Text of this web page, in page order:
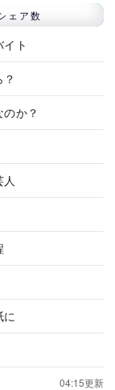
ェア数
ト
か？
に
04:15更新